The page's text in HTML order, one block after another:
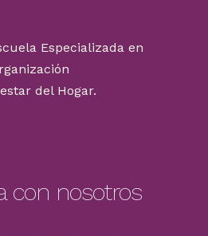
Especializada en
del Hogar.
con nosotros